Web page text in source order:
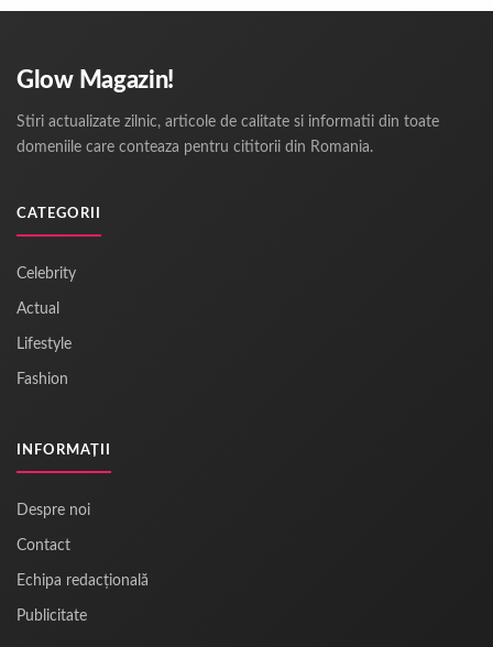
Glow Magazin!
Stiri actualizate zilnic, articole de calitate si informatii din toate
domeniile care conteaza pentru cititorii din Romania.
CATEGORII
Celebrity
Actual
Lifestyle
Fashion
INFORMAȚII
Despre noi
Contact
Echipa redacțională
Publicitate